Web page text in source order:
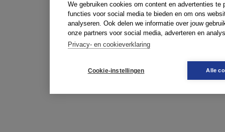
We gebruiken cookies om content en advertenties te
functies voor social media te bieden en om ons
analyseren. Ook delen we informatie over jouw
onze partners voor social media, adverteren en
Privacy- en cookieverklaring
Cookie-instellingen Alle